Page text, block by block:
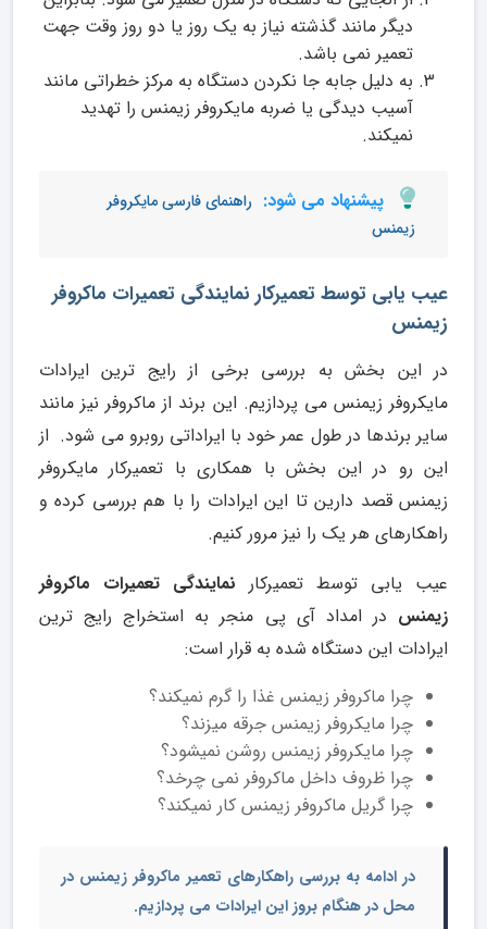
دیگر مانند گذشته نیاز به یک روز یا دو روز وقت جهت
تعمیر نمی باشد.
به دلیل جابه جا نکردن دستگاه به مرکز خطراتی مانند
آسیب دیدگی یا ضربه مایکروفر زیمنس را تهدید
نمیکند.
پیشنهاد می شود: راهنمای فارسی مایکروفر
زیمنس
عیب یابی توسط تعمیرکار نمایندگی تعمیرات ماکروفر
زیمنس
در این بخش به بررسی برخی از رایج ترین ایرادات
مایکروفر زیمنس می پردازیم. این برند از ماکروفر نیز مانند
سایر برندها در طول عمر خود با ایراداتی روبرو می شود. از
این رو در این بخش با همکاری با تعمیرکار مایکروفر
زیمنس قصد دارین تا این ایرادات را با هم بررسی کرده و
راهکارهای هر یک را نیز مرور کنیم.
عیب یابی توسط تعمیرکار نمایندگی تعمیرات ماکروفر
زیمنس در امداد آی پی منجر به استخراج رایج ترین
ایرادات این دستگاه شده به قرار است:
چرا ماکروفر زیمنس غذا را گرم نمیکند؟
چرا مایکروفر زیمنس جرقه میزند؟
چرا مایکروفر زیمنس روشن‌ نمیشود؟
چرا ظروف داخل ماکروفر نمی چرخد؟
چرا گریل ماکروفر زیمنس کار نمیکند؟
در ادامه به بررسی راهکارهای تعمیر ماکروفر زیمنس در
محل در هنگام بروز این ایرادات می پردازیم.